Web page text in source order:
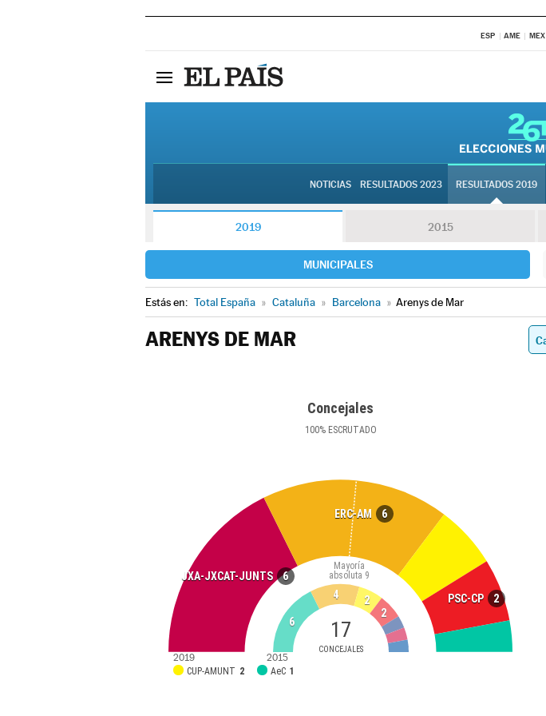
ESP AME MEX
NOTICIAS RESULTADOS 2023 RESULTADOS 2019
2019 2015
MUNICIPALES
Estás en: Total España » Cataluña » Barcelona » Arenys de Mar
ARENYS DE MAR
Concejales
100%ESCRUTADO
JXA-JXCAT-JUNTS 6
ERC-AM 6
PSC-CP 2
17
CONCEJALES
Mayoría
absoluta 9
CUP-AMUNT 2 AeC 1
6
4
2
2
2019 2015